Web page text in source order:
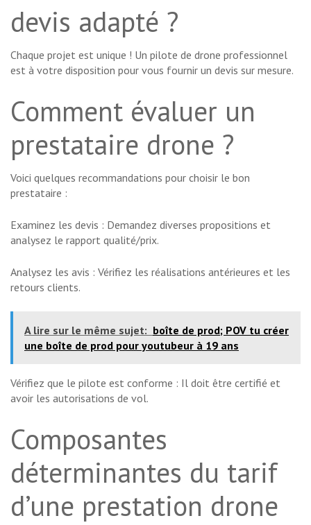
devis adapté ?
Chaque projet est unique ! Un pilote de drone professionnel
est à votre disposition pour vous fournir un devis sur mesure.
Comment évaluer un
prestataire drone ?
Voici quelques recommandations pour choisir le bon
prestataire :
Examinez les devis : Demandez diverses propositions et
analysez le rapport qualité/prix.
Analysez les avis : Vérifiez les réalisations antérieures et les
retours clients.
A lire sur le même sujet: boîte de prod; POV tu créer
une boîte de prod pour youtubeur à 19 ans
Vérifiez que le pilote est conforme : Il doit être certifié et
avoir les autorisations de vol.
Composantes
déterminantes du tarif
d’une prestation drone